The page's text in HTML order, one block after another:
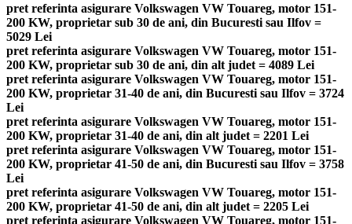
pret referinta asigurare Volkswagen VW Touareg, motor 151-
200 KW, proprietar sub 30 de ani, din Bucuresti sau Ilfov =
5029 Lei
pret referinta asigurare Volkswagen VW Touareg, motor 151-
200 KW, proprietar sub 30 de ani, din alt judet = 4089 Lei
pret referinta asigurare Volkswagen VW Touareg, motor 151-
200 KW, proprietar 31-40 de ani, din Bucuresti sau Ilfov = 3724
Lei
pret referinta asigurare Volkswagen VW Touareg, motor 151-
200 KW, proprietar 31-40 de ani, din alt judet = 2201 Lei
pret referinta asigurare Volkswagen VW Touareg, motor 151-
200 KW, proprietar 41-50 de ani, din Bucuresti sau Ilfov = 3758
Lei
pret referinta asigurare Volkswagen VW Touareg, motor 151-
200 KW, proprietar 41-50 de ani, din alt judet = 2205 Lei
pret referinta asigurare Volkswagen VW Touareg, motor 151-